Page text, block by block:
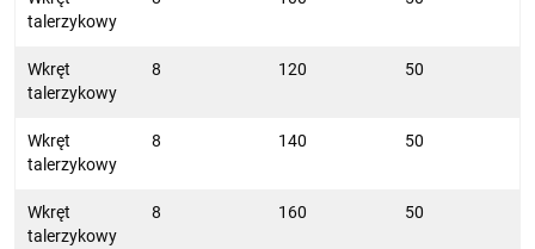
talerzykowy
Wkręt
talerzykowy
8 120 50
Wkręt
talerzykowy
8 140 50
Wkręt
talerzykowy
8 160 50